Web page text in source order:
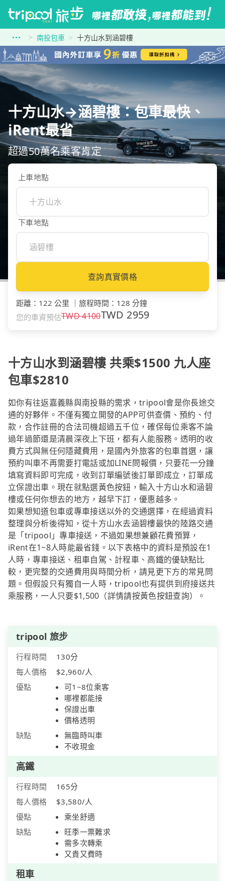
南投包車 十方山水到涵碧樓
十方山水→涵碧樓：包車最快、
iRent最省
超過50萬名乘客肯定
上車地點
下車地點
查詢真實價格
距離 ： 122 公里 旅程時間 ： 128 分鐘
您的車資預估TWD4100TWD 2959
十方山水到涵碧樓 共乘$1500 九人座
包車$2810
如你有往返嘉義縣與南投縣的需求，tripool會是你長途交
通的好夥伴。不僅有獨立開發的APP可供查價、預約、付
款，合作註冊的合法司機超過五千位，確保每位乘客不論
過年過節還是清晨深夜上下班，都有人能服務。透明的收
費方式與無任何隱藏費用，是國內外旅客的包車首選，讓
預約叫車不再需要打電話或加LINE問報價，只要花一分鐘
填寫資料即可完成，收到訂單編號後訂單即成立，訂單成
立保證出車。現在就點選黃色按鈕，輸入十方山水和涵碧
樓或任何你想去的地方，越早下訂，優惠越多。
如果想知道包車或專車接送以外的交通選擇，在經過資料
整理與分析後得知，從十方山水去涵碧樓最快的陸路交通
是「tripool」專車接送，不過如果想兼顧花費預算，
iRent在1~8人時能最省錢。以下表格中的資料是預設在1
人時，專車接送、租車自駕、計程車、高鐵的優缺點比
較，更完整的交通費用與時間分析，請見更下方的常見問
題。但假設只有獨自一人時，tripool也有提供到府接送共
乘服務，一人只要$1,500（詳情請按黃色按鈕查詢）。
tripool 旅步
行程時間
130分
每人價格
$2,960/人
優點
可1~8位乘客
哪裡都能接
保證出車
價格透明
缺點
無臨時叫車
不收現金
高鐵
行程時間
165分
每人價格
$3,580/人
優點
乘坐舒適
缺點
旺季一票難求
需多次轉乘
又貴又費時
租車